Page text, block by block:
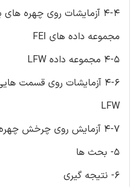
4-4 آزمایشات روی چهره
مجموعه داده های FEI
4-5 مجموعه داده LFW
4-6 آزمایشات روی قسمت
LFW
4-7 آزمایش روی چرخش چهره در مجموعه داده LFW
5- بحث ها
6- نتیجه گیری